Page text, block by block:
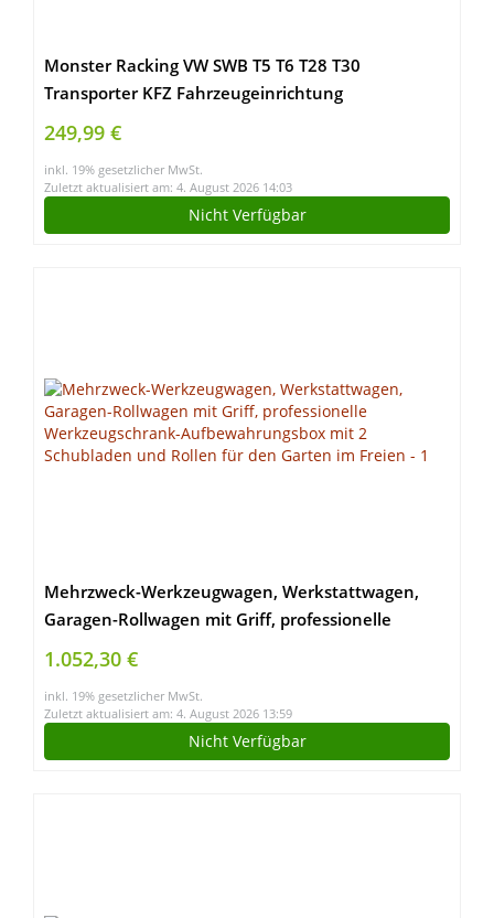
Monster Racking VW SWB T5 T6 T28 T30
Transporter KFZ Fahrzeugeinrichtung
Fahrzeugregale Fahrzeugausbau Lieferwagen
Auto-Regal Regalsystem Werkstatt-Wagen
249,99 €
inkl. 19% gesetzlicher MwSt.
Zuletzt aktualisiert am: 4. August 2026 14:03
Nicht Verfügbar
Mehrzweck-Werkzeugwagen, Werkstattwagen,
Garagen-Rollwagen mit Griff, professionelle
Werkzeugschrank-Aufbewahrungsbox mit 2
Schubladen und Rollen für den Garten im Freien
1.052,30 €
inkl. 19% gesetzlicher MwSt.
Zuletzt aktualisiert am: 4. August 2026 13:59
Nicht Verfügbar